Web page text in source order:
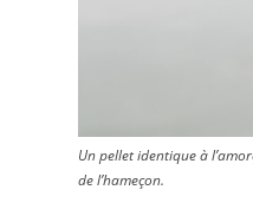
Un pellet identique à
de l’hameçon.